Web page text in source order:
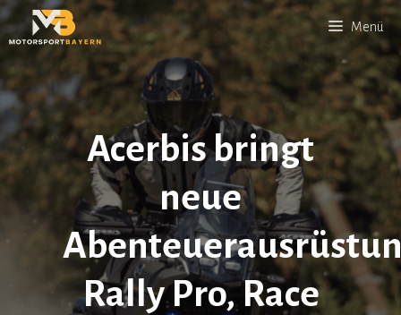
Zum
Inhalt
Menü
Acerbis bringt
neue
Rally Pro, Race